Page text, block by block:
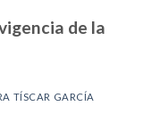
de la
TÍSCAR GARCÍA